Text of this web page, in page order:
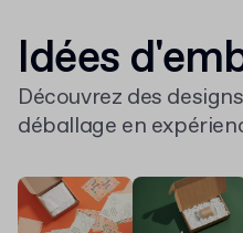
Idées
Découvrez des
déballage en